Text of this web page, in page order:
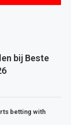
bij Beste
betting with